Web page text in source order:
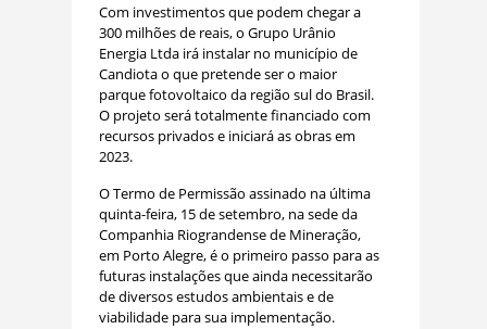
Com investimentos que podem chegar a
300 milhões de reais, o Grupo Urânio
Energia Ltda irá instalar no município de
Candiota o que pretende ser o maior
parque fotovoltaico da região sul do Brasil.
O projeto será totalmente financiado com
recursos privados e iniciará as obras em
2023.
O Termo de Permissão assinado na última
quinta-feira, 15 de setembro, na sede da
Companhia Riograndense de Mineração,
em Porto Alegre, é o primeiro passo para as
futuras instalações que ainda necessitarão
de diversos estudos ambientais e de
viabilidade para sua implementação.